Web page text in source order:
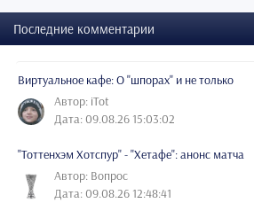
Последние комментарии
Виртуальное кафе: О "шпорах" и не только
Автор: iTot
Дата: 09.08.26 15:03:02
"Тоттенхэм Хотспур" - "Хетафе": анонс матча
Автор: Вопрос
Дата: 09.08.26 12:48:41